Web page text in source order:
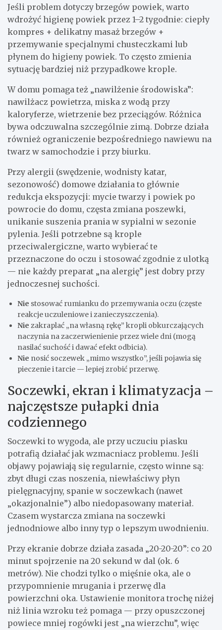
Jeśli problem dotyczy brzegów powiek, warto
wdrożyć higienę powiek przez 1–2 tygodnie: ciepły
kompres + delikatny masaż brzegów +
przemywanie specjalnymi chusteczkami lub
płynem do higieny powiek. To często zmienia
sytuację bardziej niż przypadkowe krople.
W domu pomaga też „nawilżenie środowiska”:
nawilżacz powietrza, miska z wodą przy
kaloryferze, wietrzenie bez przeciągów. Różnica
bywa odczuwalna szczególnie zimą. Dobrze działa
również ograniczenie bezpośredniego nawiewu na
twarz w samochodzie i przy biurku.
Przy alergii (swędzenie, wodnisty katar,
sezonowość) domowe działania to głównie
redukcja ekspozycji: mycie twarzy i powiek po
powrocie do domu, częsta zmiana poszewki,
unikanie suszenia prania w sypialni w sezonie
pylenia. Jeśli potrzebne są krople
przeciwalergiczne, warto wybierać te
przeznaczone do oczu i stosować zgodnie z ulotką
— nie każdy preparat „na alergię” jest dobry przy
jednoczesnej suchości.
Nie stosować rumianku do przemywania oczu (częste
reakcje uczuleniowe i zanieczyszczenia).
Nie zakraplać „na własną rękę” kropli obkurczających
naczynia na zaczerwienienie przez wiele dni (mogą
nasilać suchość i dawać efekt odbicia).
Nie nosić soczewek „mimo wszystko”, jeśli pojawia się
pieczenie i tarcie — lepiej zrobić przerwę.
Soczewki, ekran i klimatyzacja –
najczęstsze pułapki dnia
codziennego
Soczewki to wygoda, ale przy uczuciu piasku
potrafią działać jak wzmacniacz problemu. Jeśli
objawy pojawiają się regularnie, często winne są:
zbyt długi czas noszenia, niewłaściwy płyn
pielęgnacyjny, spanie w soczewkach (nawet
„okazjonalnie”) albo niedopasowany materiał.
Czasem wystarcza zmiana na soczewki
jednodniowe albo inny typ o lepszym uwodnieniu.
Przy ekranie dobrze działa zasada „20-20-20”: co 20
minut spojrzenie na 20 sekund w dal (ok. 6
metrów). Nie chodzi tylko o mięśnie oka, ale o
przypomnienie mrugania i przerwę dla
powierzchni oka. Ustawienie monitora trochę niżej
niż linia wzroku też pomaga — przy opuszczonej
powiece mniej rogówki jest „na wierzchu”, więc